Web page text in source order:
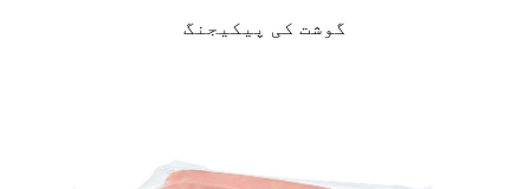
گوشت کی پیکیجنگ